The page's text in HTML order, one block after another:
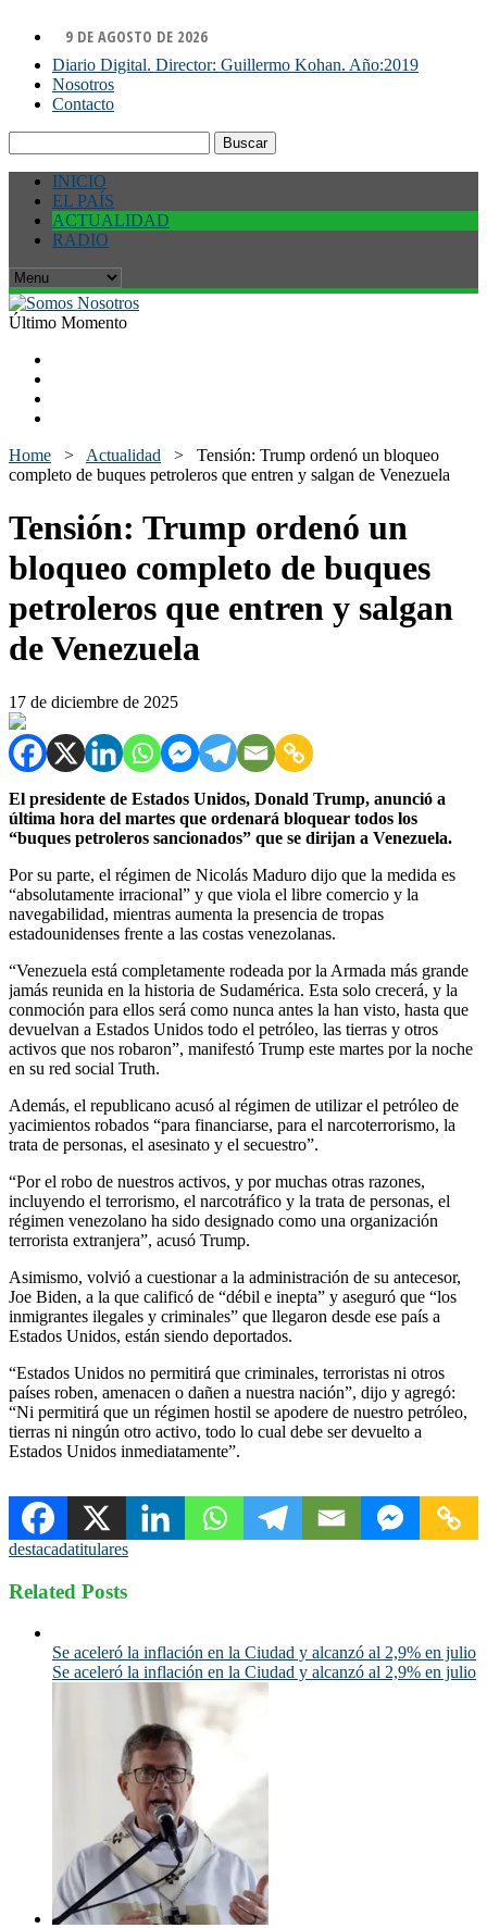
9 DE AGOSTO DE 2026
Diario Digital. Director: Guillermo Kohan. Año:2019
Nosotros
Contacto
INICIO
EL PAÍS
ACTUALIDAD
RADIO
Último Momento
Home > Actualidad > Tensión: Trump ordenó un bloqueo
completo de buques petroleros que entren y salgan de Venezuela
Tensión: Trump ordenó un
bloqueo completo de buques
petroleros que entren y salgan
de Venezuela
17 de diciembre de 2025
El presidente de Estados Unidos, Donald Trump, anunció a
última hora del martes que ordenará bloquear todos los
“buques petroleros sancionados” que se dirijan a Venezuela.
Por su parte, el régimen de Nicolás Maduro dijo que la medida es
“absolutamente irracional” y que viola el libre comercio y la
navegabilidad, mientras aumenta la presencia de tropas
estadounidenses frente a las costas venezolanas.
“Venezuela está completamente rodeada por la Armada más grande
jamás reunida en la historia de Sudamérica. Esta solo crecerá, y la
conmoción para ellos será como nunca antes la han visto, hasta que
devuelvan a Estados Unidos todo el petróleo, las tierras y otros
activos que nos robaron”, manifestó Trump este martes por la noche
en su red social Truth.
Además, el republicano acusó al régimen de utilizar el petróleo de
yacimientos robados “para financiarse, para el narcoterrorismo, la
trata de personas, el asesinato y el secuestro”.
“Por el robo de nuestros activos, y por muchas otras razones,
incluyendo el terrorismo, el narcotráfico y la trata de personas, el
régimen venezolano ha sido designado como una organización
terrorista extranjera”, acusó Trump.
Asimismo, volvió a cuestionar a la administración de su antecesor,
Joe Biden, a la que calificó de “débil e inepta” y aseguró que “los
inmigrantes ilegales y criminales” que llegaron desde ese país a
Estados Unidos, están siendo deportados.
“Estados Unidos no permitirá que criminales, terroristas ni otros
países roben, amenacen o dañen a nuestra nación”, dijo y agregó:
“Ni permitirá que un régimen hostil se apodere de nuestro petróleo,
tierras ni ningún otro activo, todo lo cual debe ser devuelto a
Estados Unidos inmediatamente”.
destacadatitulares
Related Posts
Se aceleró la inflación en la Ciudad y alcanzó al 2,9% en julio
Se aceleró la inflación en la Ciudad y alcanzó al 2,9% en julio